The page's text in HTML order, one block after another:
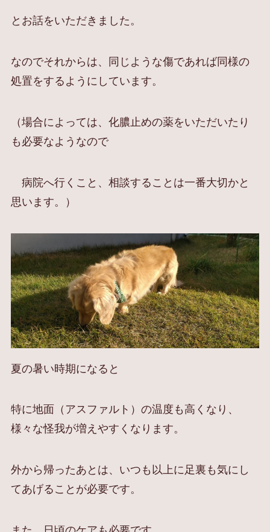
とお話をいただきました。
なのでそれからは、同じような傷であれば同様の
処置をするようにしています。
（場合によっては、化膿止めの薬をいただいたり
も必要なようなので
病院へ行くこと、相談することは一番大切かと
思います。）
夏の暑い時期になると
特に地面（アスファルト）の温度も高くなり、
様々な怪我が増えやすくなります。
外から帰ったあとは、いつも以上に足裏も気にし
てあげることが必要です。